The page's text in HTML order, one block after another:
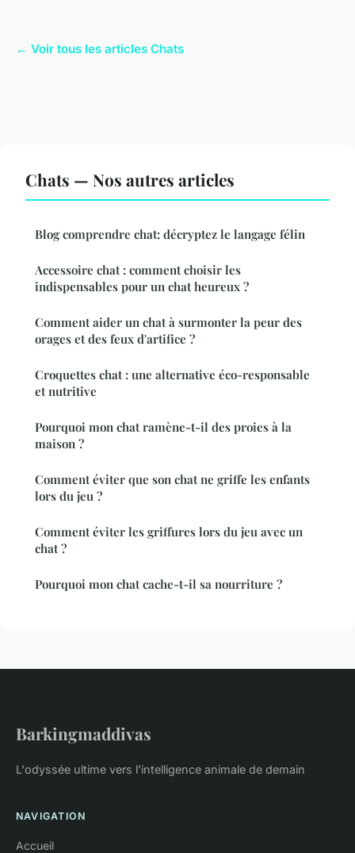
← Voir tous les articles Chats
Chats — Nos autres articles
Blog comprendre chat: décryptez le langage félin
Accessoire chat : comment choisir les
indispensables pour un chat heureux ?
Comment aider un chat à surmonter la peur des
orages et des feux d'artifice ?
Croquettes chat : une alternative éco-responsable
et nutritive
Pourquoi mon chat ramène-t-il des proies à la
maison ?
Comment éviter que son chat ne griffe les enfants
lors du jeu ?
Comment éviter les griffures lors du jeu avec un
chat ?
Pourquoi mon chat cache-t-il sa nourriture ?
Barkingmaddivas
L'odyssée ultime vers l'intelligence animale de demain
NAVIGATION
Accueil